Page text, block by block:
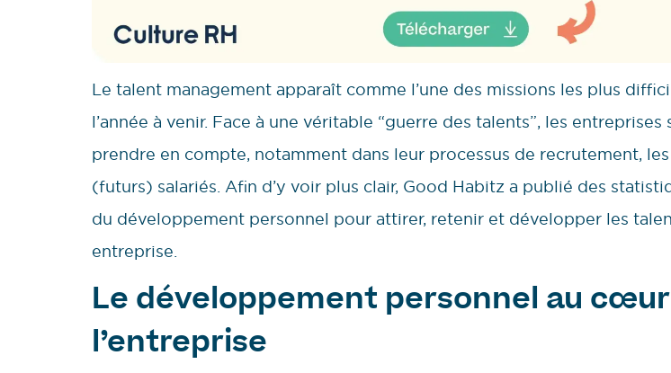
Le talent management apparaît comme l’une des missions les plus
l’année à venir. Face à une véritable “guerre des talents”, les
prendre en compte, notamment dans leur processus de recrutement,
(futurs) salariés. Afin d’y voir plus clair, Good Habitz a publié des
du développement personnel pour attirer, retenir et développer les
entreprise.
Le développement personnel au
l’entreprise